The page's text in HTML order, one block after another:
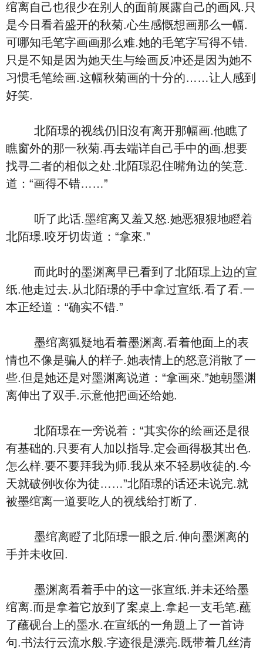
绾离自己也很少在别人的面前展露自己的画风.只
是今日看着盛开的秋菊.心生感慨想画那么一幅.
可哪知毛笔字画画那么难.她的毛笔字写得不错.
只是不知是因为她天生与绘画反冲还是因为她不
习惯毛笔绘画.这幅秋菊画的十分的……让人感到
好笑.
北陌璟的视线仍旧沒有离开那幅画.他瞧了
瞧窗外的那一秋菊.再去端详自己手中的画.想要
找寻二者的相似之处.北陌璟忍住嘴角边的笑意.
道：“画得不错……”
听了此话.墨绾离又羞又怒.她恶狠狠地瞪着
北陌璟.咬牙切齿道：“拿來.”
而此时的墨渊离早已看到了北陌璟上边的宣
纸.他走过去.从北陌璟的手中拿过宣纸.看了看.一
本正经道：“确实不错.”
墨绾离狐疑地看着墨渊离.看着他面上的表
情也不像是骗人的样子.她表情上的怒意消散了一
些.但是她还是对墨渊离说道：“拿画來.”她朝墨渊
离伸出了双手.示意他把画还给她.
北陌璟在一旁说着：“其实你的绘画还是很
有基础的.只要有人加以指导.定会画得极其出色.
怎么样.要不要拜我为师.我从來不轻易收徒的.今
天就破例收你为徒……”北陌璟的话还未说完.就
被墨绾离一道要吃人的视线给打断了.
墨绾离瞪了北陌璟一眼之后.伸向墨渊离的
手并未收回.
墨渊离看着手中的这一张宣纸.并未还给墨
绾离.而是拿着它放到了案桌上.拿起一支毛笔.蘸
了蘸砚台上的墨水.在宣纸的一角題上了一首诗
句.书法行云流水般.字迹很是漂亮.既带着几丝清